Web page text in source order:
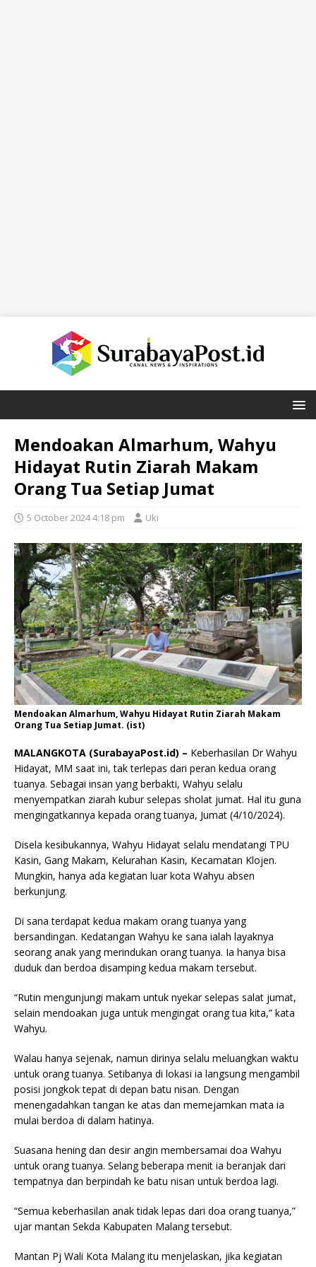
Mendoakan Almarhum, Wahyu
Hidayat Rutin Ziarah Makam
Orang Tua Setiap Jumat
5 October 2024 4:18 pm Uki
Mendoakan Almarhum, Wahyu Hidayat Rutin Ziarah Makam
Orang Tua Setiap Jumat. (ist)
MALANGKOTA (SurabayaPost.id) – Keberhasilan Dr Wahyu
Hidayat, MM saat ini, tak terlepas dari peran kedua orang
tuanya. Sebagai insan yang berbakti, Wahyu selalu
menyempatkan ziarah kubur selepas sholat jumat. Hal itu guna
mengingatkannya kepada orang tuanya, Jumat (4/10/2024).
Disela kesibukannya, Wahyu Hidayat selalu mendatangi TPU
Kasin, Gang Makam, Kelurahan Kasin, Kecamatan Klojen.
Mungkin, hanya ada kegiatan luar kota Wahyu absen
berkunjung.
Di sana terdapat kedua makam orang tuanya yang
bersandingan. Kedatangan Wahyu ke sana ialah layaknya
seorang anak yang merindukan orang tuanya. Ia hanya bisa
duduk dan berdoa disamping kedua makam tersebut.
“Rutin mengunjungi makam untuk nyekar selepas salat jumat,
selain mendoakan juga untuk mengingat orang tua kita,” kata
Wahyu.
Walau hanya sejenak, namun dirinya selalu meluangkan waktu
untuk orang tuanya. Setibanya di lokasi ia langsung mengambil
posisi jongkok tepat di depan batu nisan. Dengan
menengadahkan tangan ke atas dan memejamkan mata ia
mulai berdoa di dalam hatinya.
Suasana hening dan desir angin membersamai doa Wahyu
untuk orang tuanya. Selang beberapa menit ia beranjak dari
tempatnya dan berpindah ke batu nisan untuk berdoa lagi.
“Semua keberhasilan anak tidak lepas dari doa orang tuanya,”
ujar mantan Sekda Kabupaten Malang tersebut.
Mantan Pj Wali Kota Malang itu menjelaskan, jika kegiatan